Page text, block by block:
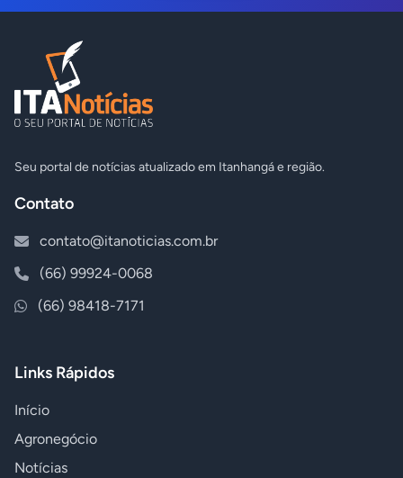
Seu portal de notícias atualizado em Itanhangá e região.
Contato
contato@itanoticias.com.br
(66) 99924-0068
(66) 98418-7171
Links Rápidos
Início
Agronegócio
Notícias